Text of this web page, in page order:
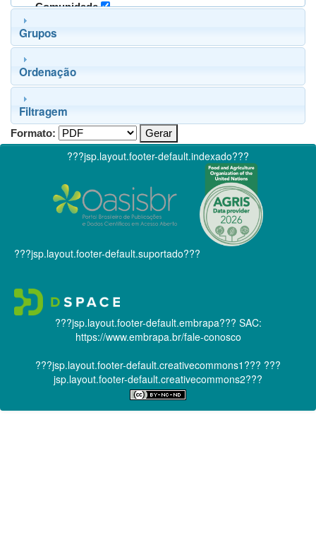
Comunidade
Grupos
Ordenação
Filtragem
Formato:
???jsp.layout.footer-default.indexado???
???jsp.layout.footer-default.suportado???
???jsp.layout.footer-default.embrapa??? SAC:
https://www.embrapa.br/fale-conosco
???jsp.layout.footer-default.creativecommons1??? ???
jsp.layout.footer-default.creativecommons2???